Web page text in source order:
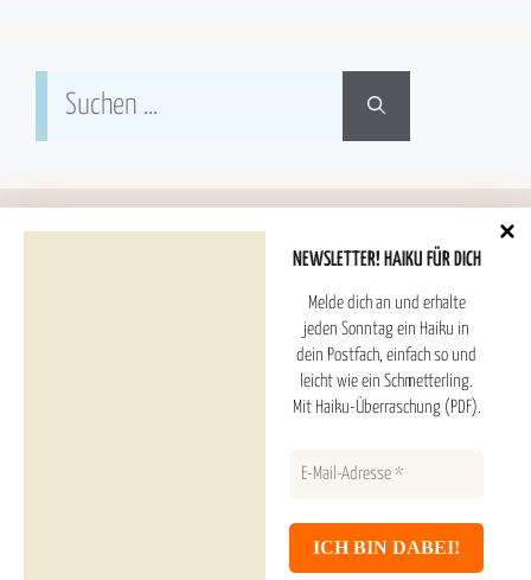
NEWSLETTER! HAIKU FÜR DICH
Melde dich an und erhalte
jeden Sonntag ein Haiku in
dein Postfach, einfach so und
leicht wie ein Schmetterling.
Mit Haiku-Überraschung (PDF).
Suchen
nach:
Haiku Überraschung (PDF) und Newsletter